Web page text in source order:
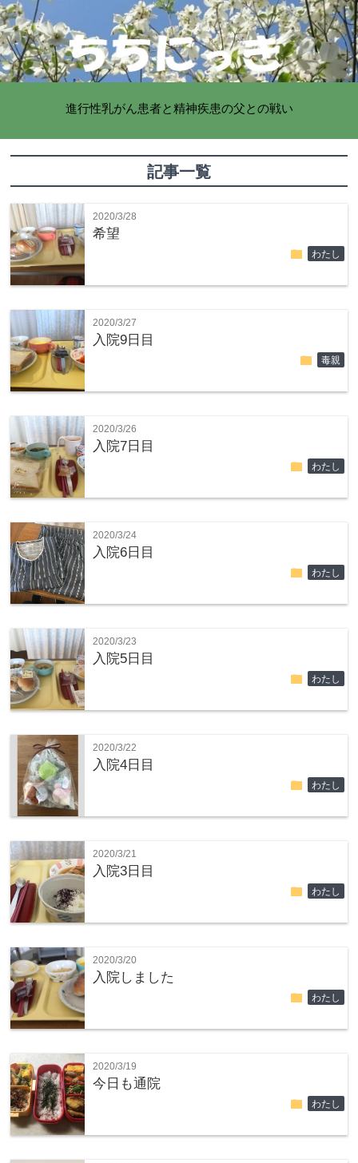
進行性乳がん患者と精神疾患の父との戦い
記事一覧
2020/3/28
希望
folder わたし
2020/3/27
入院9日目
folder 毒親
2020/3/26
入院7日目
folder わたし
2020/3/24
入院6日目
folder わたし
2020/3/23
入院5日目
folder わたし
2020/3/22
入院4日目
folder わたし
2020/3/21
入院3日目
folder わたし
2020/3/20
入院しました
folder わたし
2020/3/19
今日も通院
folder わたし